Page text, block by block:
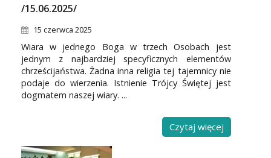
/15.06.2025/
15 czerwca 2025
Wiara w jednego Boga w trzech Osobach jest
jednym z najbardziej specyficznych elementów
chrześcijaństwa. Żadna inna religia tej tajemnicy nie
podaje do wierzenia. Istnienie Trójcy Świętej jest
dogmatem naszej wiary. ...
Czytaj więcej